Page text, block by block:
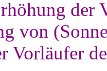
der
von
Vorläufer